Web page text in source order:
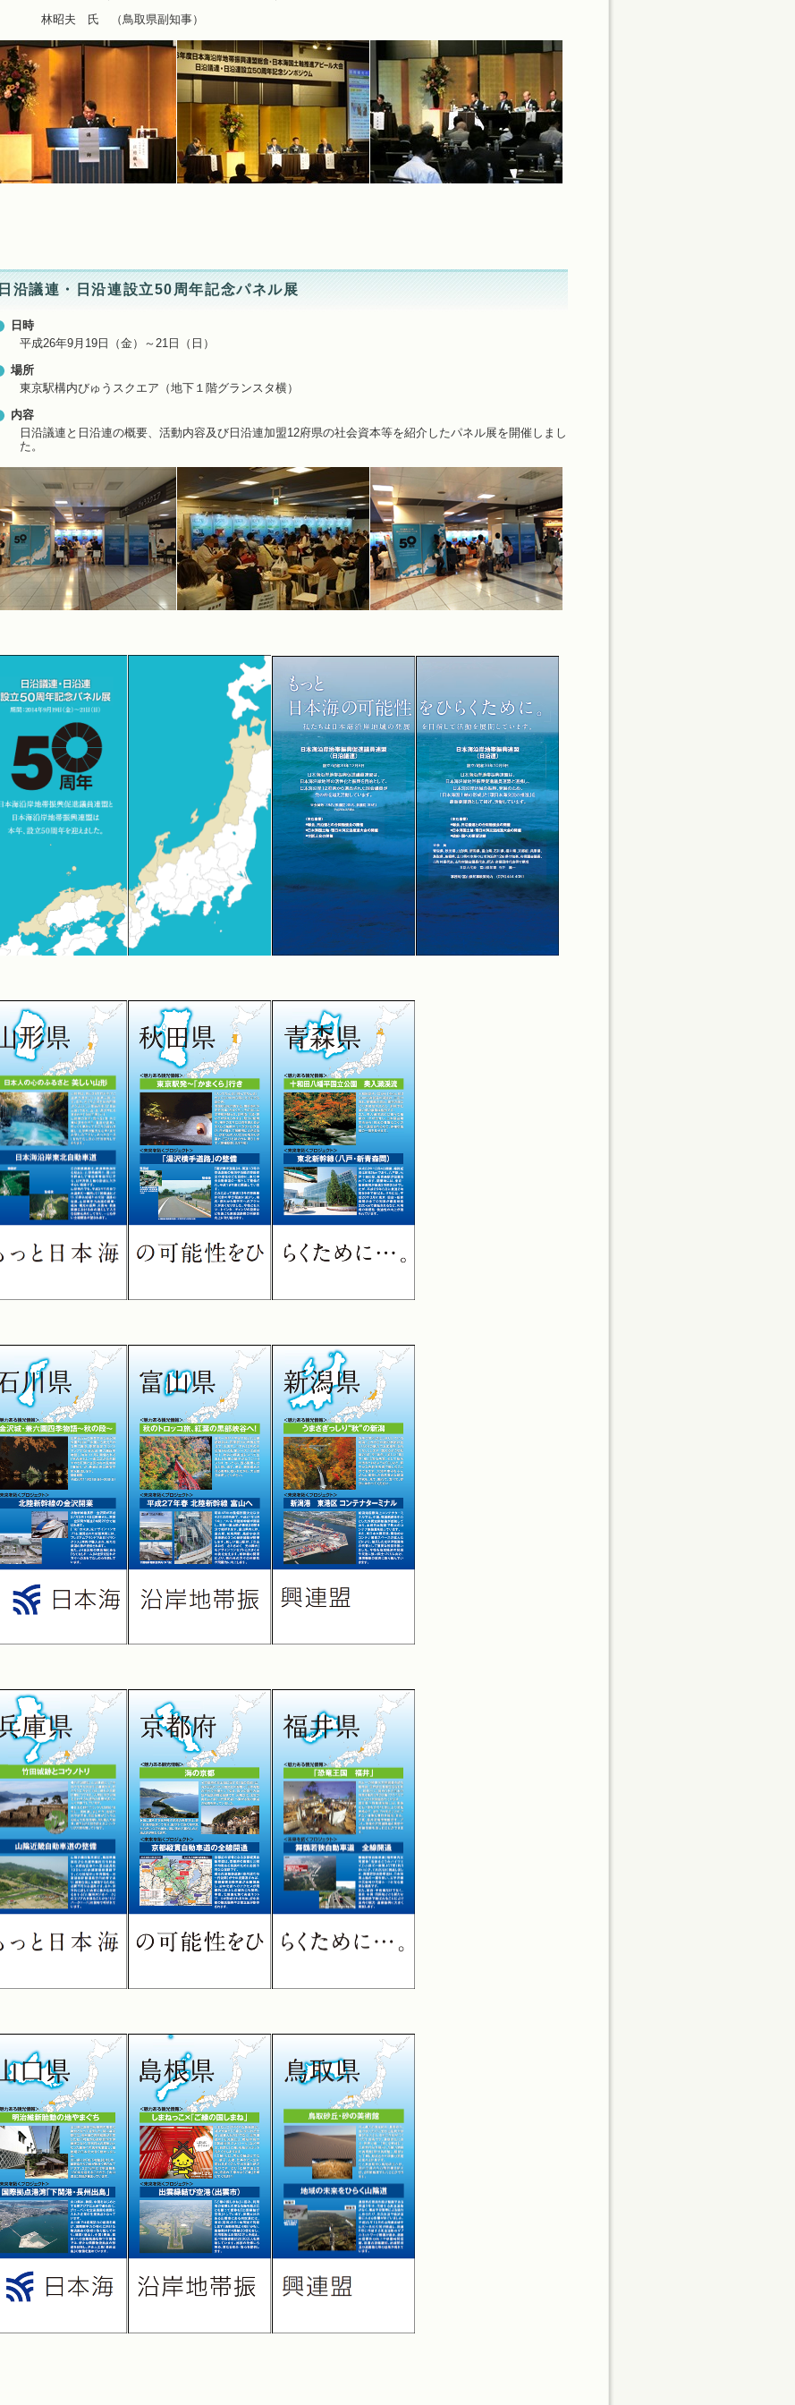
林昭夫 氏 （鳥取県副知事）
日沿議連・日沿連設立50周年記念パネル展
日時
平成26年9月19日（金）～21日（日）
場所
東京駅構内びゅうスクエア（地下１階グランスタ横）
内容
日沿議連と日沿連の概要、活動内容及び日沿連加盟12府県の社会資本等を紹介したパネル展を開催しまし
た。